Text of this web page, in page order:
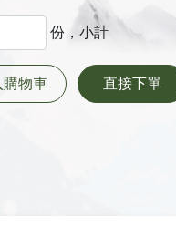
份，小計
購物車 直接下單